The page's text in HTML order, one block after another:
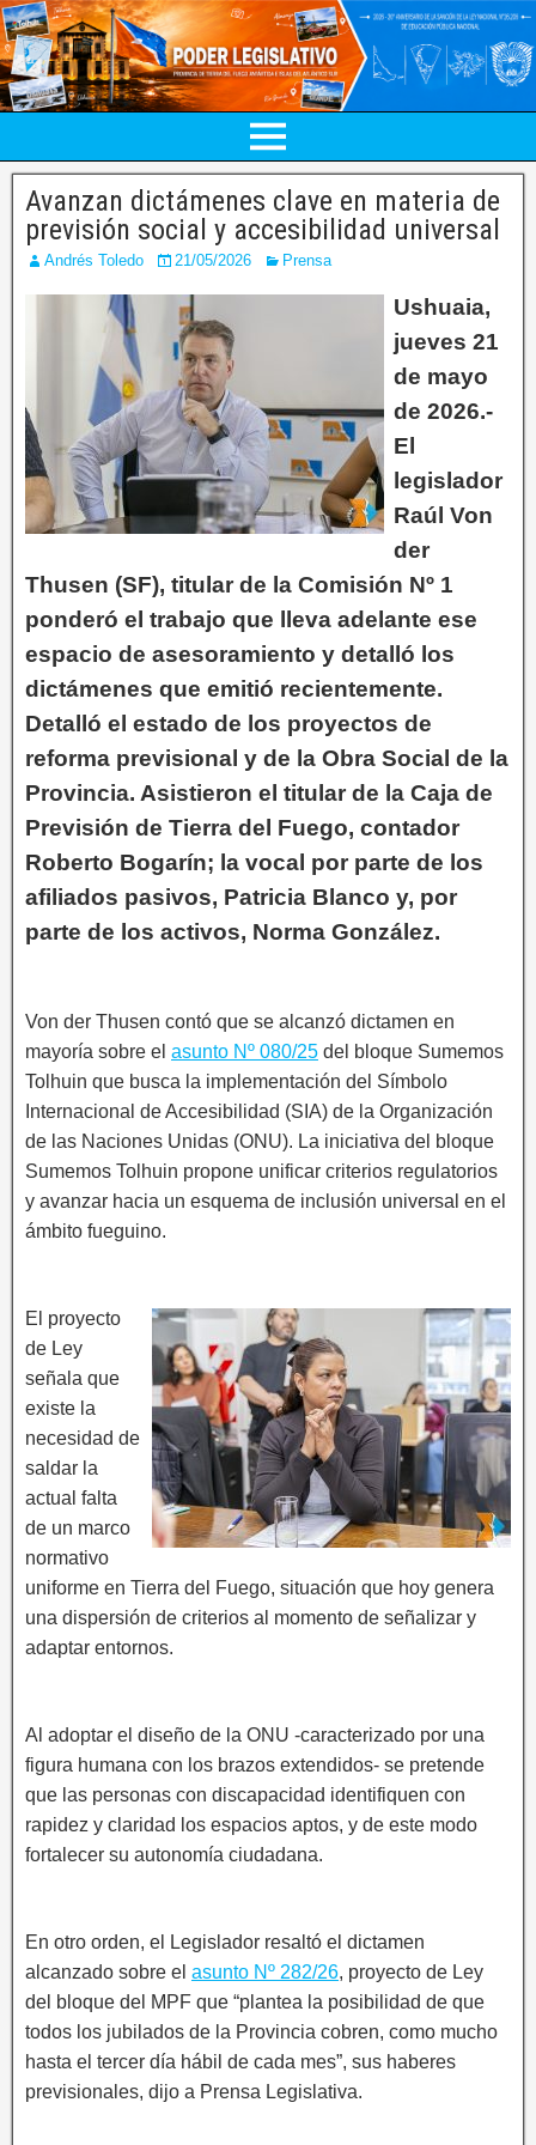
Avanzan dictámenes clave en materia de
previsión social y accesibilidad universal
Andrés Toledo 21/05/2026 Prensa
Ushuaia,
jueves 21
de mayo
de 2026.-
El
legislador
Raúl Von
der
Thusen (SF), titular de la Comisión Nº 1
ponderó el trabajo que lleva adelante ese
espacio de asesoramiento y detalló los
dictámenes que emitió recientemente.
Detalló el estado de los proyectos de
reforma previsional y de la Obra Social de la
Provincia. Asistieron el titular de la Caja de
Previsión de Tierra del Fuego, contador
Roberto Bogarín; la vocal por parte de los
afiliados pasivos, Patricia Blanco y, por
parte de los activos, Norma González.
Von der Thusen contó que se alcanzó dictamen en
mayoría sobre el asunto Nº 080/25 del bloque Sumemos
Tolhuin que busca la implementación del Símbolo
Internacional de Accesibilidad (SIA) de la Organización
de las Naciones Unidas (ONU). La iniciativa del bloque
Sumemos Tolhuin propone unificar criterios regulatorios
y avanzar hacia un esquema de inclusión universal en el
ámbito fueguino.
El proyecto
de Ley
señala que
existe la
necesidad de
saldar la
actual falta
de un marco
normativo
uniforme en Tierra del Fuego, situación que hoy genera
una dispersión de criterios al momento de señalizar y
adaptar entornos.
Al adoptar el diseño de la ONU -caracterizado por una
figura humana con los brazos extendidos- se pretende
que las personas con discapacidad identifiquen con
rapidez y claridad los espacios aptos, y de este modo
fortalecer su autonomía ciudadana.
En otro orden, el Legislador resaltó el dictamen
alcanzado sobre el asunto Nº 282/26, proyecto de Ley
del bloque del MPF que “plantea la posibilidad de que
todos los jubilados de la Provincia cobren, como mucho
hasta el tercer día hábil de cada mes”, sus haberes
previsionales, dijo a Prensa Legislativa.